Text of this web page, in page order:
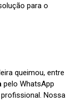
para o
queimou, entre
pelo WhatsApp
Nossa